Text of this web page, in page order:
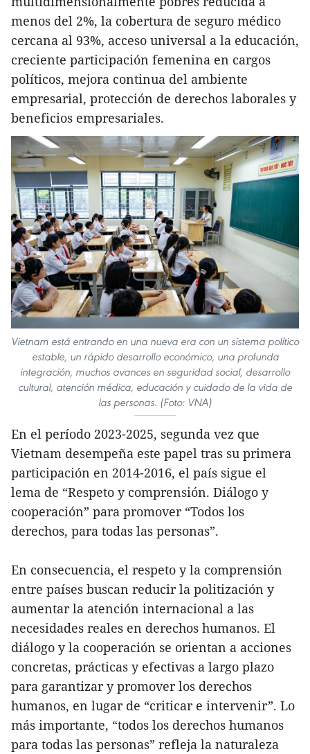
menos del 2%, la cobertura de seguro médico
cercana al 93%, acceso universal a la educación,
creciente participación femenina en cargos
políticos, mejora continua del ambiente
empresarial, protección de derechos laborales y
beneficios empresariales.
Vietnam está entrando en una nueva era con un sistema político
estable, un rápido desarrollo económico, una profunda
integración, muchos avances en seguridad social, desarrollo
cultural, atención médica, educación y cuidado de la vida de
las personas. (Foto: VNA)
En el período 2023-2025, segunda vez que
Vietnam desempeña este papel tras su primera
participación en 2014-2016, el país sigue el
lema de “Respeto y comprensión. Diálogo y
cooperación” para promover “Todos los
derechos, para todas las personas”.
En consecuencia, el respeto y la comprensión
entre países buscan reducir la politización y
aumentar la atención internacional a las
necesidades reales en derechos humanos. El
diálogo y la cooperación se orientan a acciones
concretas, prácticas y efectivas a largo plazo
para garantizar y promover los derechos
humanos, en lugar de “criticar e intervenir”. Lo
más importante, “todos los derechos humanos
para todas las personas” refleja la naturaleza